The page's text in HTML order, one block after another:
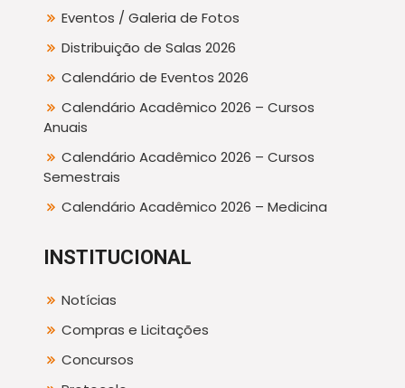
Eventos / Galeria de Fotos
Distribuição de Salas 2026
Calendário de Eventos 2026
Calendário Acadêmico 2026 – Cursos
Anuais
Calendário Acadêmico 2026 – Cursos
Semestrais
Calendário Acadêmico 2026 – Medicina
INSTITUCIONAL
Notícias
Compras e Licitações
Concursos